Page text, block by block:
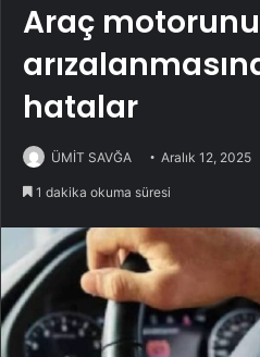
Araç
hatalar
ÜMİT SAVĞA Aralık 12, 2025
1 dakika okuma süresi